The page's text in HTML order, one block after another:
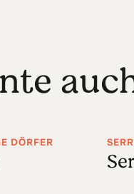
DÖRFER